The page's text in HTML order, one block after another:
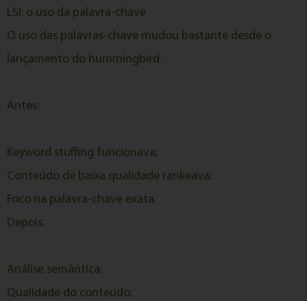
LSI: o uso da palavra-chave
O uso das palavras-chave mudou bastante desde o
lançamento do hummingbird.
Antes:
Keyword stuffing funcionava;
Conteúdo de baixa qualidade rankeava;
Foco na palavra-chave exata.
Depois:
Análise semântica;
Qualidade do conteúdo;